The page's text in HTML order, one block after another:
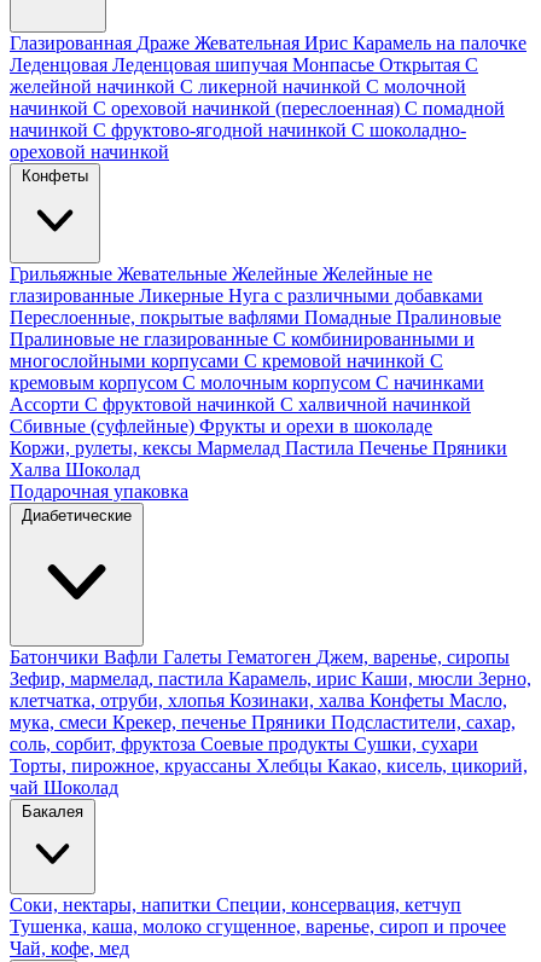
Глазированная Драже Жевательная Ирис Карамель на палочке
Леденцовая Леденцовая шипучая Монпасье Открытая С
желейной начинкой С ликерной начинкой С молочной
начинкой С ореховой начинкой (переслоенная) С помадной
начинкой С фруктово-ягодной начинкой С шоколадно-
ореховой начинкой
Конфеты
Грильяжные Жевательные Желейные Желейные не
глазированные Ликерные Нуга с различными добавками
Переслоенные, покрытые вафлями Помадные Пралиновые
Пралиновые не глазированные С комбинированными и
многослойными корпусами С кремовой начинкой С
кремовым корпусом С молочным корпусом С начинками
Ассорти С фруктовой начинкой С халвичной начинкой
Сбивные (суфлейные) Фрукты и орехи в шоколаде
Коржи, рулеты, кексы Мармелад Пастила Печенье Пряники
Халва Шоколад
Подарочная упаковка
Диабетические
Батончики Вафли Галеты Гематоген Джем, варенье, сиропы
Зефир, мармелад, пастила Карамель, ирис Каши, мюсли Зерно,
клетчатка, отруби, хлопья Козинаки, халва Конфеты Масло,
мука, смеси Крекер, печенье Пряники Подсластители, сахар,
соль, сорбит, фруктоза Соевые продукты Сушки, сухари
Торты, пирожное, круассаны Хлебцы Какао, кисель, цикорий,
чай Шоколад
Бакалея
Соки, нектары, напитки Специи, консервация, кетчуп
Тушенка, каша, молоко сгущенное, варенье, сироп и прочее
Чай, кофе, мед